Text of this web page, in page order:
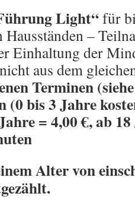
Light“für
Hausständen –
Einhaltung der
aus dem
Terminen
(0 bis 3 Jahre
= 4,00 €, ab
Alter von